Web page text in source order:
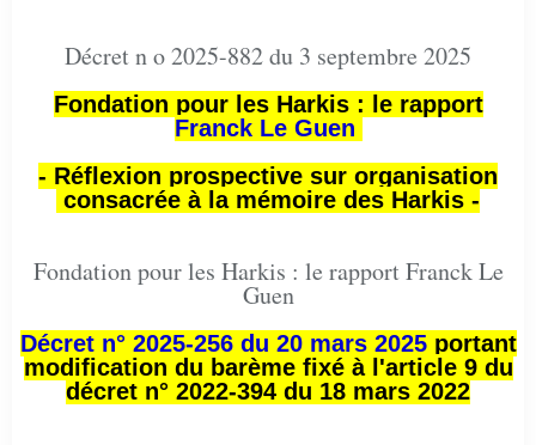
Décret n o 2025-882 du 3 septembre 2025
Fondation pour les Harkis : le rapport
Franck Le Guen
- Réflexion prospective sur organisation
consacrée à la mémoire des Harkis -
Fondation pour les Harkis : le rapport Franck Le
Guen
Décret n° 2025-256 du 20 mars 2025portant
modification du barème fixé à l'article 9 du
décret n° 2022-394 du 18 mars 2022